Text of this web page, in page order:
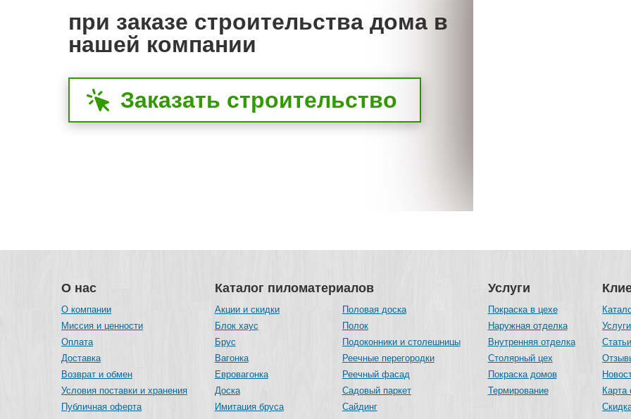
при заказе строительства дома в
нашей компании
Заказать строительство
О нас
О компании
Миссия и ценности
Оплата
Доставка
Возврат и обмен
Условия поставки и хранения
Публичная оферта
Каталог пиломатериалов
Акции и скидки
Блок хаус
Брус
Вагонка
Евровагонка
Доска
Имитация бруса
Половая доска
Полок
Подоконники и столешницы
Реечные перегородки
Реечный фасад
Садовый паркет
Сайдинг
Услуги
Покраска в цехе
Наружная отделка
Внутренняя отделка
Столярный цех
Покраска домов
Термирование
Услуги
Карта